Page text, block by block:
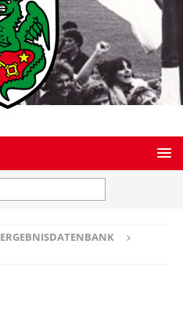
ERGEBNISDATENBANK